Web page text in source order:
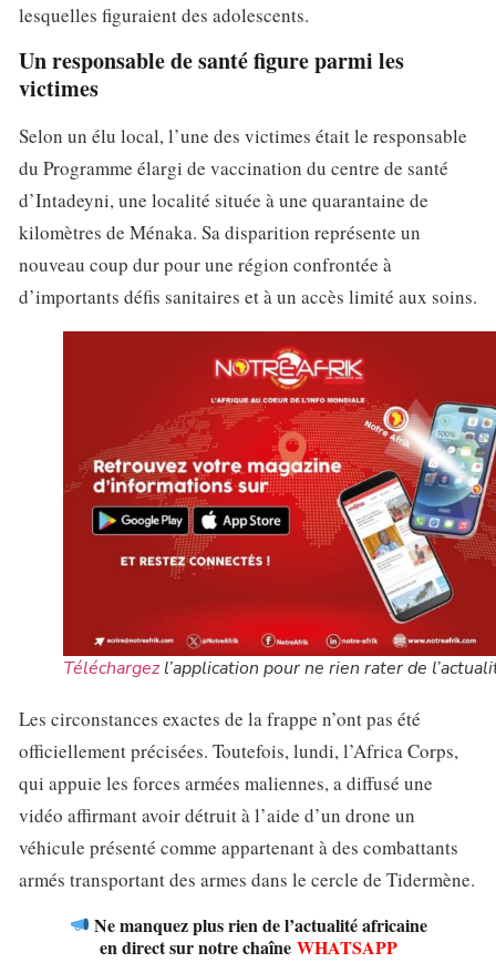
lesquelles figuraient des adolescents.
Un responsable de santé figure parmi les
victimes
Selon un élu local, l’une des victimes était le responsable
du Programme élargi de vaccination du centre de santé
d’Intadeyni, une localité située à une quarantaine de
kilomètres de Ménaka. Sa disparition représente un
nouveau coup dur pour une région confrontée à
d’importants défis sanitaires et à un accès limité aux soins.
Téléchargezl’application pour ne rien rater de
Les circonstances exactes de la frappe n’ont pas été
officiellement précisées. Toutefois, lundi, l’Africa Corps,
qui appuie les forces armées maliennes, a diffusé une
vidéo affirmant avoir détruit à l’aide d’un drone un
véhicule présenté comme appartenant à des combattants
armés transportant des armes dans le cercle de Tidermène.
Ne manquez plus rien de l’actualité africaine
en direct sur notre chaîne WHATSAPP